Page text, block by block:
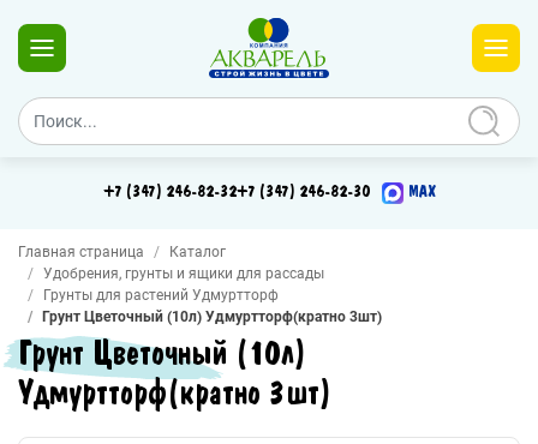
+7 (347) 246-82-32+7 (347) 246-82-30 MAX
Главная страница
Каталог
Удобрения, грунты и ящики для рассады
Грунты для растений Удмуртторф
Грунт Цветочный (10л) Удмуртторф(кратно 3шт)
Грунт Цветочный (10л)
Удмуртторф(кратно 3шт)